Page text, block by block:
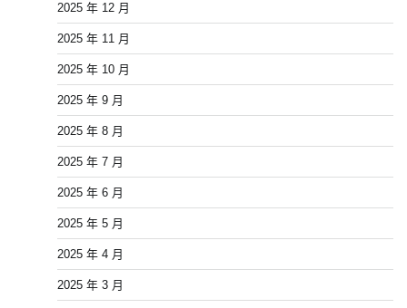
2025 年 12 月
2025 年 11 月
2025 年 10 月
2025 年 9 月
2025 年 8 月
2025 年 7 月
2025 年 6 月
2025 年 5 月
2025 年 4 月
2025 年 3 月